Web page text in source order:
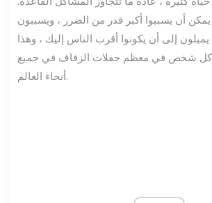
أن يسببوا أكبر قدر من الضرر ، ويسببون
يميلون إلى أن يكونوا أقرب الناس إليك ، وهذا
كل شخص في معظم حفلات الزفاف في جميع
أنحاء العالم.